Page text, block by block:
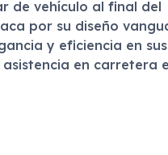
de vehículo al final del
por su diseño
y eficiencia en sus
en carretera